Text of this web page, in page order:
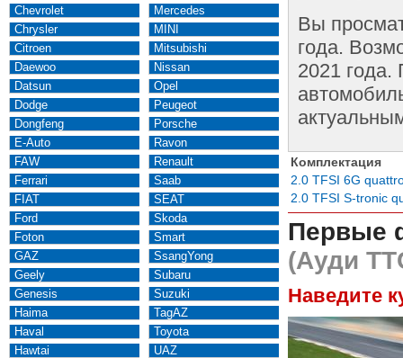
Chevrolet
Chrysler
Citroen
Daewoo
Datsun
Dodge
Dongfeng
E-Auto
FAW
Ferrari
FIAT
Ford
Foton
GAZ
Geely
Genesis
Haima
Haval
Hawtai
Mercedes
MINI
Mitsubishi
Nissan
Opel
Peugeot
Porsche
Ravon
Renault
Saab
SEAT
Skoda
Smart
SsangYong
Subaru
Suzuki
TagAZ
Toyota
UAZ
Вы
года.
2021 года.
Комплектация
2.0 TFSI 6G
2.0 TFSI S-tronic
Первые
(Ауди
Наведите